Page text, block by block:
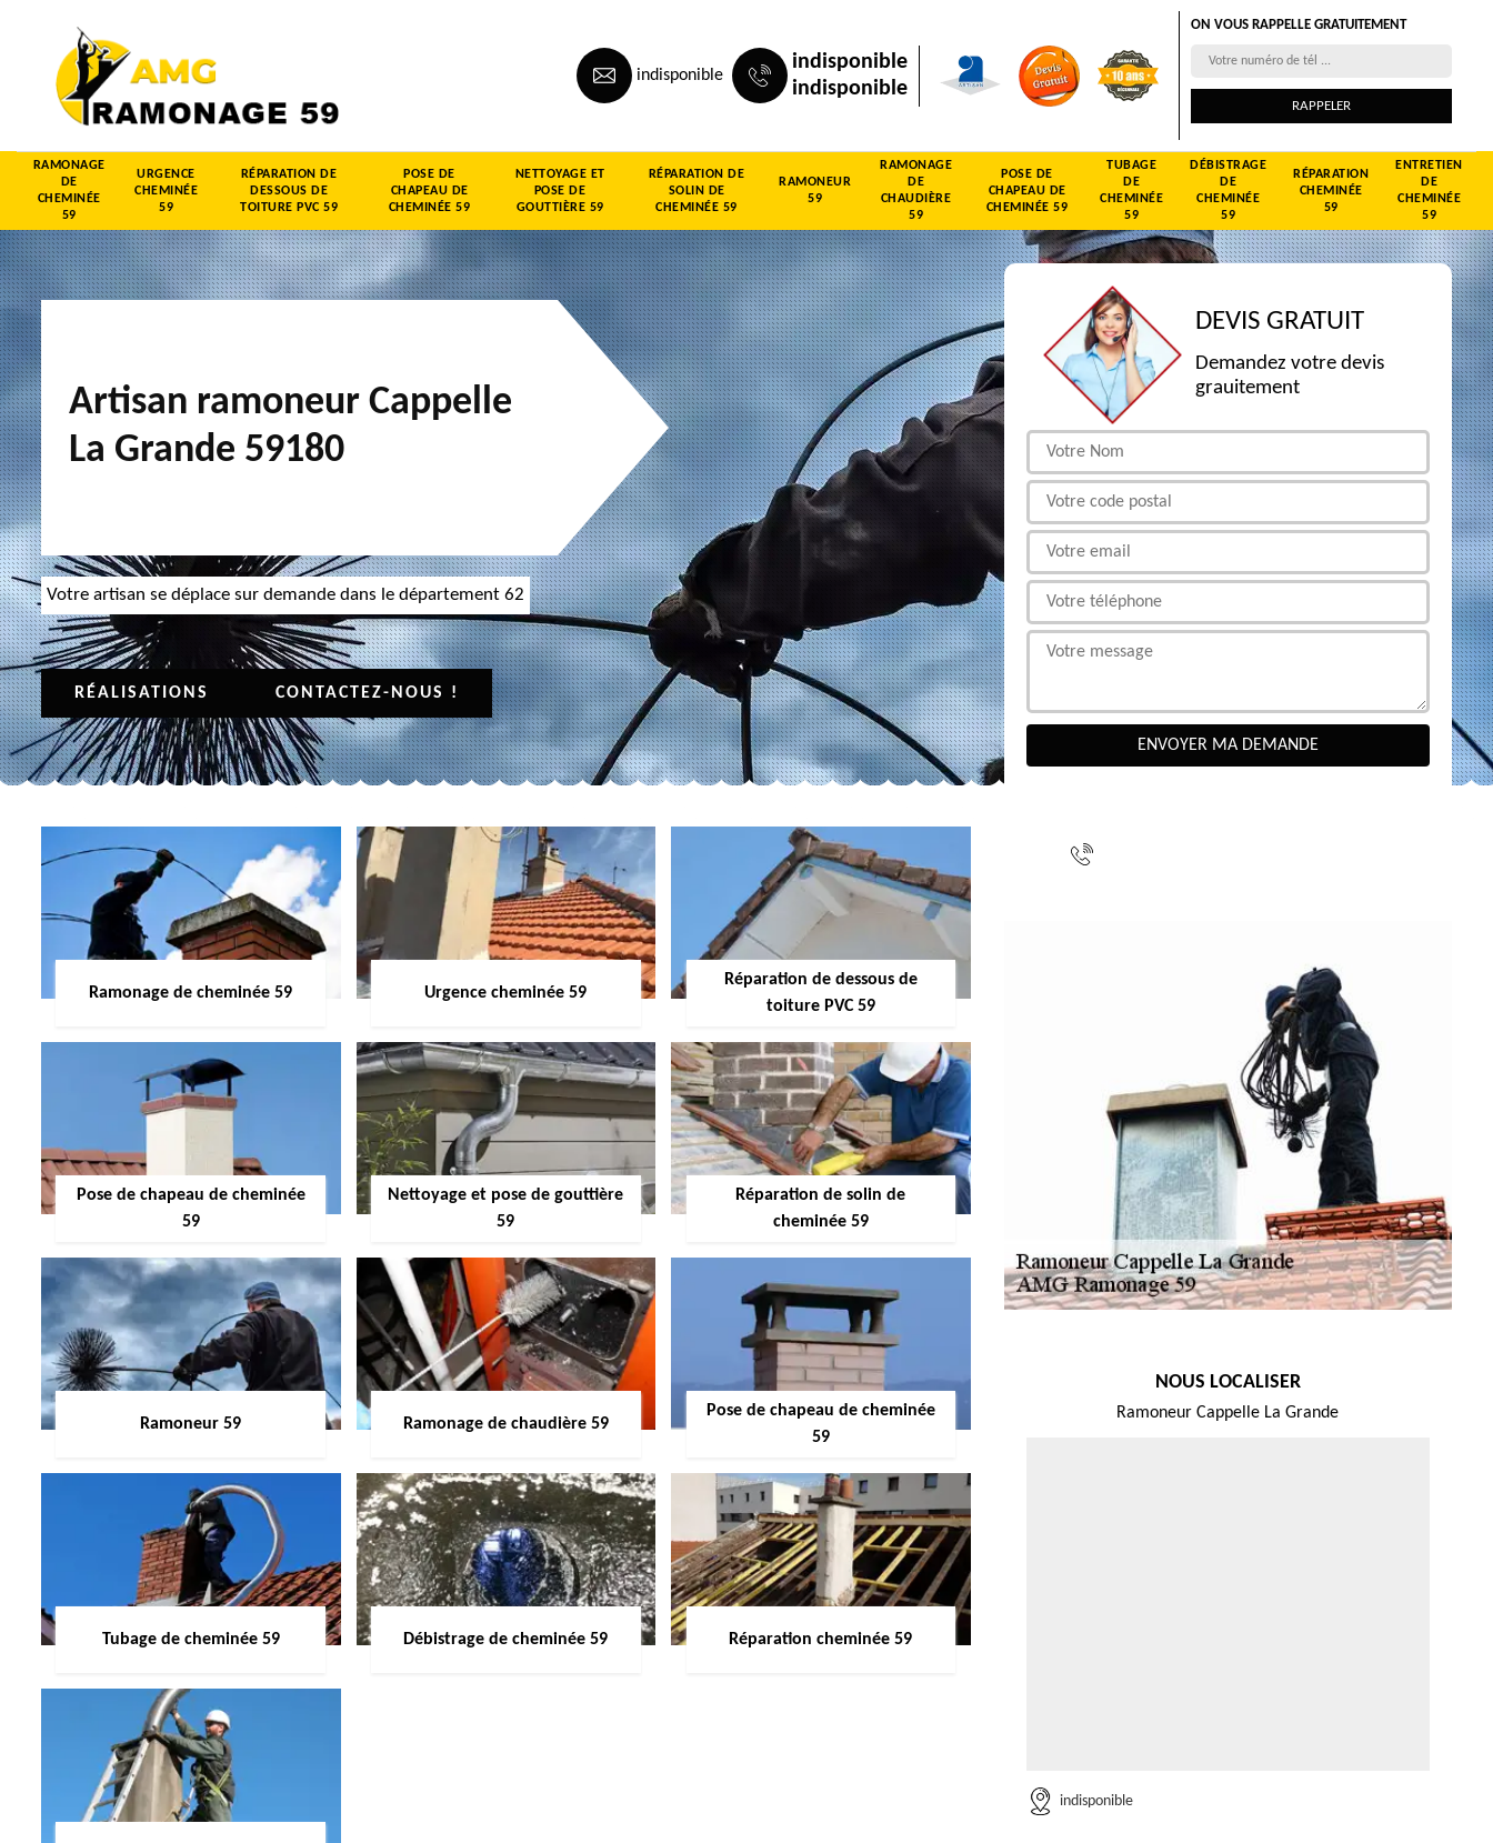
indisponible
indisponible
indisponible
ON VOUS RAPPELLE GRATUITEMENT
RAMONAGE
DE
CHEMINÉE
59
URGENCE
CHEMINÉE
59
RÉPARATION DE
DESSOUS DE
TOITURE PVC 59
POSE DE
CHAPEAU DE
CHEMINÉE 59
NETTOYAGE ET
POSE DE
GOUTTIÈRE 59
RÉPARATION DE
SOLIN DE
CHEMINÉE 59
RAMONEUR
59
RAMONAGE
DE
CHAUDIÈRE
59
POSE DE
CHAPEAU DE
CHEMINÉE 59
TUBAGE
DE
CHEMINÉE
59
DÉBISTRAGE
DE
CHEMINÉE
59
RÉPARATION
CHEMINÉE
59
ENTRETIEN
DE
CHEMINÉE
59
Artisan ramoneur Cappelle
La Grande 59180
Votre artisan se déplace sur demande dans le département 62
RÉALISATIONS CONTACTEZ-NOUS !
Ramonage de cheminée 59 Urgence cheminée 59
Réparation de dessous de
toiture PVC 59
Pose de chapeau de cheminée
59
Nettoyage et pose de gouttière
59
Réparation de solin de
cheminée 59
Ramoneur 59 Ramonage de chaudière 59
Pose de chapeau de cheminée
59
Tubage de cheminée 59 Débistrage de cheminée 59 Réparation cheminée 59
DEVIS GRATUIT
Demandez votre devis
grauitement
NOUS LOCALISER
Ramoneur Cappelle La Grande
indisponible